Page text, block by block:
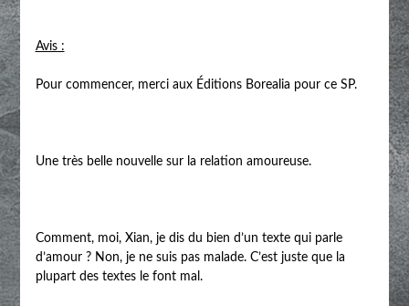
Avis :
Pour commencer, merci aux Éditions Borealia pour ce SP.
Une très belle nouvelle sur la relation amoureuse.
Comment, moi, Xian, je dis du bien d’un texte qui parle
d’amour ? Non, je ne suis pas malade. C’est juste que la
plupart des textes le font mal.